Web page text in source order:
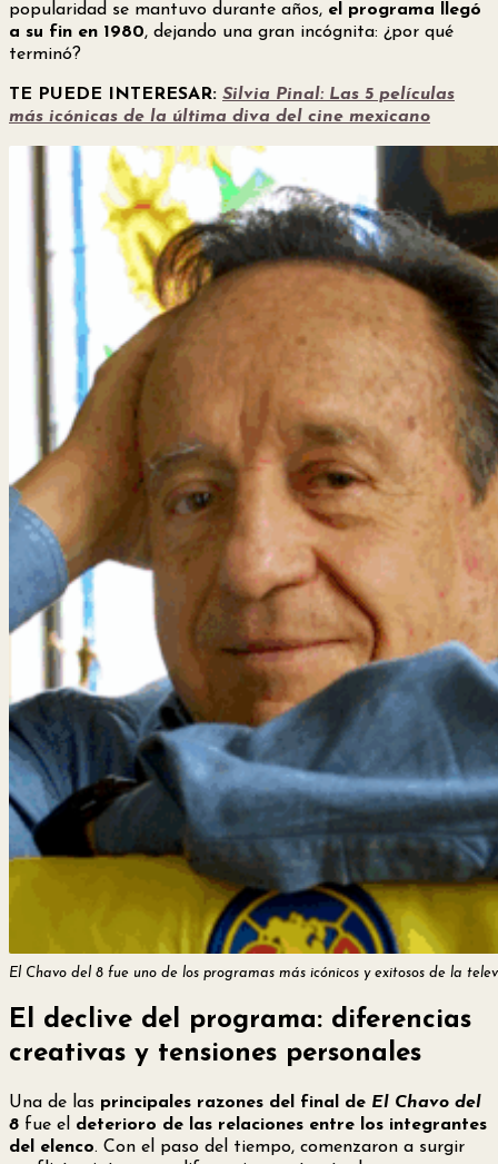
popularidad se mantuvo durante años, el programa llegó
a su fin en 1980, dejando una gran incógnita: ¿por qué
terminó?
TE PUEDE INTERESAR: Silvia Pinal: Las 5 películas
más icónicas de la última diva del cine mexicano
El Chavo del 8 fue uno de los programas más icónicos y exitosos de la
El declive del programa: diferencias
creativas y tensiones personales
Una de las principales razones del final de El Chavo del
8 fue el deterioro de las relaciones entre los integrantes
del elenco. Con el paso del tiempo, comenzaron a surgir